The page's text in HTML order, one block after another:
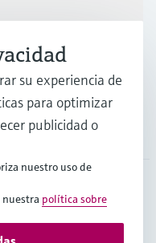
su experiencia de
para optimizar
publicidad o
nuestro uso de
política sobre